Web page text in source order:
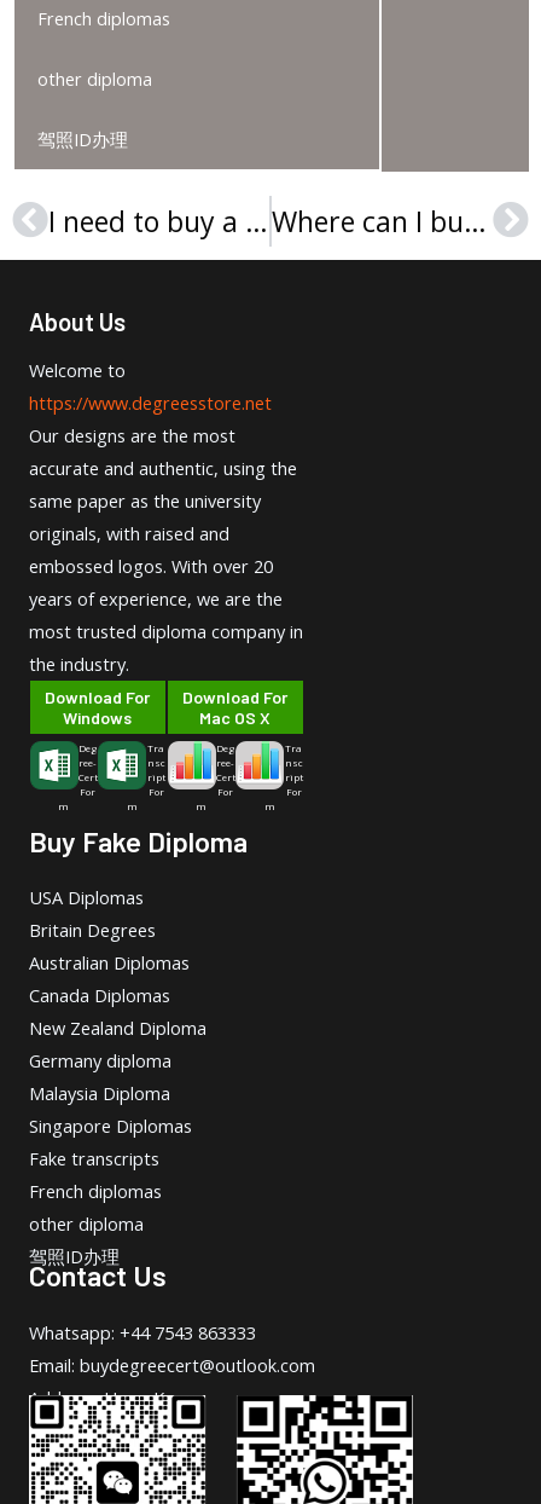
French diplomas
other diploma
驾照ID办理
Prev I need to buy a Universität Witten-Herdecke Urkunde Where can I buy a Hochschule Hof Urkunde safely and quickly?
About Us
Welcome to
https://www.degreesstore.net
Our designs are the most
accurate and authentic, using the
same paper as the university
originals, with raised and
embossed logos. With over 20
years of experience, we are the
most trusted diploma company in
the industry.
Download For
Windows
Deg
ree-
Cert
For
m
Tra
nsc
ript
For
m
Download For
Mac OS X
Deg
ree-
Cert
For
m
Tra
nsc
ript
For
m
Buy Fake Diploma
USA Diplomas
Britain Degrees
Australian Diplomas
Canada Diplomas
New Zealand Diploma
Germany diploma
Malaysia Diploma
Singapore Diplomas
Fake transcripts
French diplomas
other diploma
驾照ID办理
Contact Us
Whatsapp: +44 7543 863333
Email: buydegreecert@outlook.com
Address: Hong Kong.